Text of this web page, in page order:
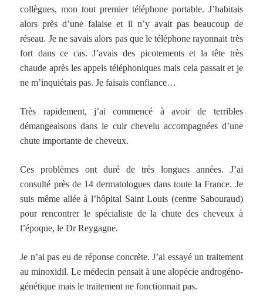
collègues, mon tout premier téléphone portable. J’habitais
alors près d’une falaise et il n’y avait pas beaucoup de
réseau. Je ne savais alors pas que le téléphone rayonnait très
fort dans ce cas. J’avais des picotements et la tête très
chaude après les appels téléphoniques mais cela passait et je
ne m’inquiétais pas. Je faisais confiance…
Très rapidement, j’ai commencé à avoir de terribles
démangeaisons dans le cuir chevelu accompagnées d’une
chute importante de cheveux.
Ces problèmes ont duré de très longues années. J’ai
consulté près de 14 dermatologues dans toute la France. Je
suis même allée à l’hôpital Saint Louis (centre Sabouraud)
pour rencontrer le spécialiste de la chute des cheveux à
l’époque, le Dr Reygagne.
Je n’ai pas eu de réponse concrète. J’ai essayé un traitement
au minoxidil. Le médecin pensait à une alopécie androgéno-
génétique mais le traitement ne fonctionnait pas.